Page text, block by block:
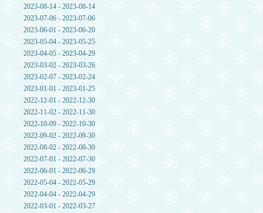
2023-08-14 - 2023-08-14
2023-07-06 - 2023-07-06
2023-06-01 - 2023-06-20
2023-05-04 - 2023-05-25
2023-04-05 - 2023-04-29
2023-03-02 - 2023-03-26
2023-02-07 - 2023-02-24
2023-01-01 - 2023-01-25
2022-12-01 - 2022-12-30
2022-11-02 - 2022-11-30
2022-10-09 - 2022-10-30
2022-09-02 - 2022-09-30
2022-08-02 - 2022-08-30
2022-07-01 - 2022-07-30
2022-06-01 - 2022-06-29
2022-05-04 - 2022-05-29
2022-04-04 - 2022-04-29
2022-03-01 - 2022-03-27